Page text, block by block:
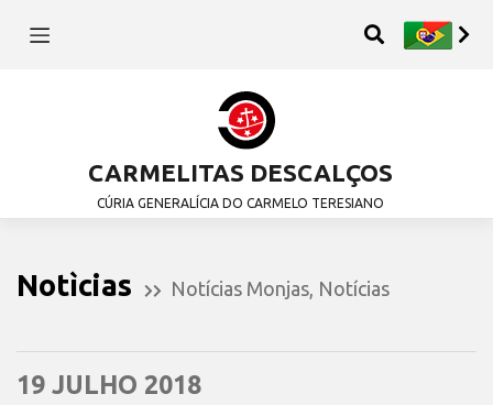
CARMELITAS DESCALÇOS
CÚRIA GENERALÍCIA DO CARMELO TERESIANO
Notìcias Notícias Monjas Notícias
19 JULHO 2018